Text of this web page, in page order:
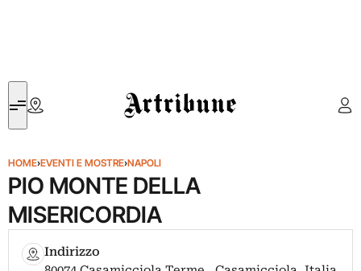
Artribune
HOME›EVENTI E MOSTRE›NAPOLI
PIO MONTE DELLA
MISERICORDIA
Indirizzo